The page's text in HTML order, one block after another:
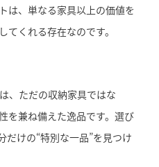
は、単なる家具以上の価値を
くれる存在なのです。
、ただの収納家具ではな
を兼ね備えた逸品です。選び
だけの“特別な一品”を見つけ